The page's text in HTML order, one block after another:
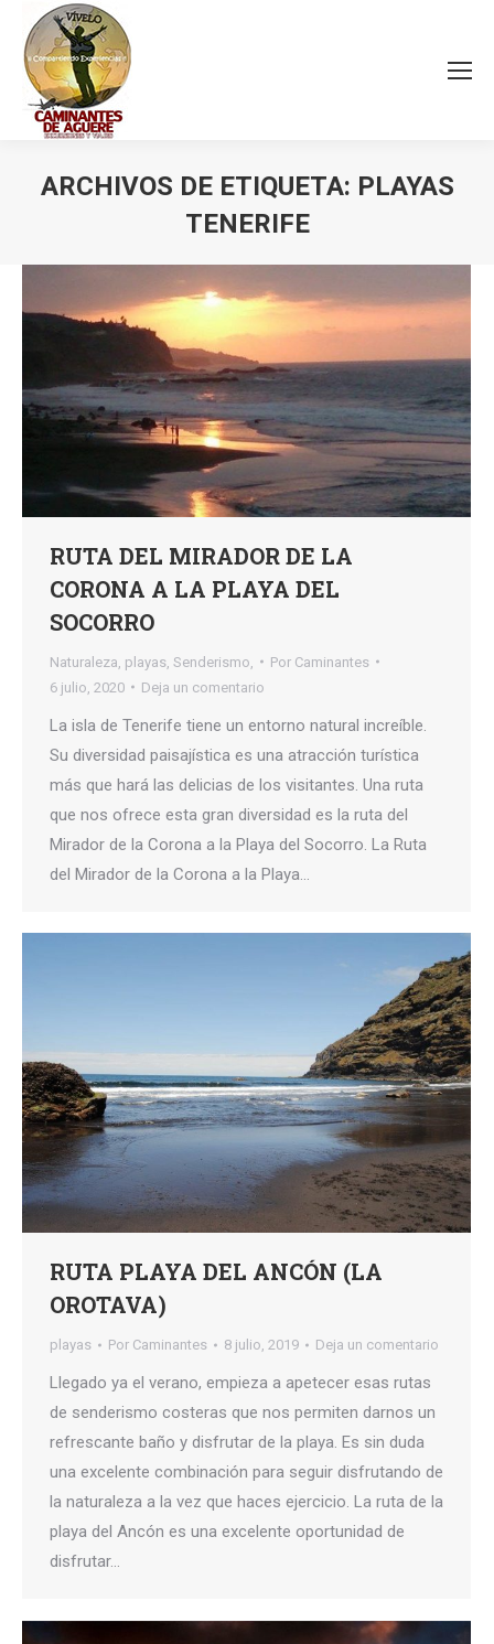
ARCHIVOS DE ETIQUETA: PLAYAS
TENERIFE
RUTA DEL MIRADOR DE LA
CORONA A LA PLAYA DEL
SOCORRO
Naturaleza playas Senderismo, Por Caminantes
6 julio, 2020
Deja un comentario
La isla de Tenerife tiene un entorno natural increíble.
Su diversidad paisajística es una atracción turística
más que hará las delicias de los visitantes. Una ruta
que nos ofrece esta gran diversidad es la ruta del
Mirador de la Corona a la Playa del Socorro. La Ruta
del Mirador de la Corona a la Playa…
RUTA PLAYA DEL ANCÓN (LA
OROTAVA)
playas Por Caminantes 8 julio, 2019 Deja un comentario
Llegado ya el verano, empieza a apetecer esas rutas
de senderismo costeras que nos permiten darnos un
refrescante baño y disfrutar de la playa. Es sin duda
una excelente combinación para seguir disfrutando de
la naturaleza a la vez que haces ejercicio. La ruta de la
playa del Ancón es una excelente oportunidad de
disfrutar…